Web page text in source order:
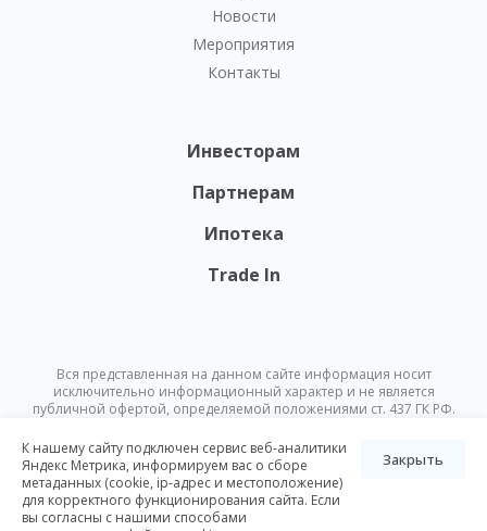
Новости
Мероприятия
Контакты
Инвесторам
Партнерам
Ипотека
Trade In
Вся представленная на данном сайте информация носит
исключительно информационный характер и не является
публичной офертой, определяемой положениями ст. 437 ГК РФ.
изменена в любое время без предварительного уведомления.
© Nikoliers 2026
Положение об обработке персональных данных
К нашему сайту подключен сервис веб-аналитики
Яндекс Метрика, информируем вас о сборе
метаданных (cookie, ip-адрес и местоположение)
для корректного функционирования сайта. Если
вы согласны с нашими способами
Закрыть